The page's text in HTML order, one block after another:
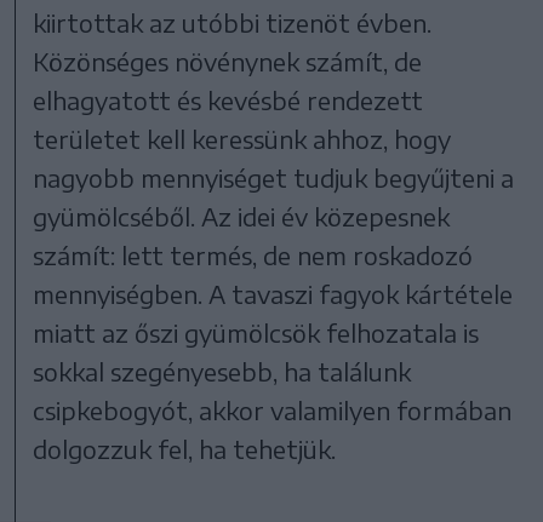
kiirtottak az utóbbi tizenöt évben.
Közönséges növénynek számít, de
elhagyatott és kevésbé rendezett
területet kell keressünk ahhoz, hogy
nagyobb mennyiséget tudjuk begyűjteni a
gyümölcséből. Az idei év közepesnek
számít: lett termés, de nem roskadozó
mennyiségben. A tavaszi fagyok kártétele
miatt az őszi gyümölcsök felhozatala is
sokkal szegényesebb, ha találunk
csipkebogyót, akkor valamilyen formában
dolgozzuk fel, ha tehetjük.